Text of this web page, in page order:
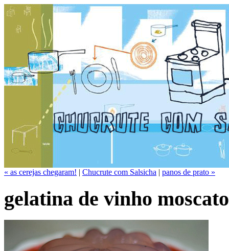
« as cerejas chegaram! | Chucrute com Salsicha | panos de prato »
gelatina de vinho moscato